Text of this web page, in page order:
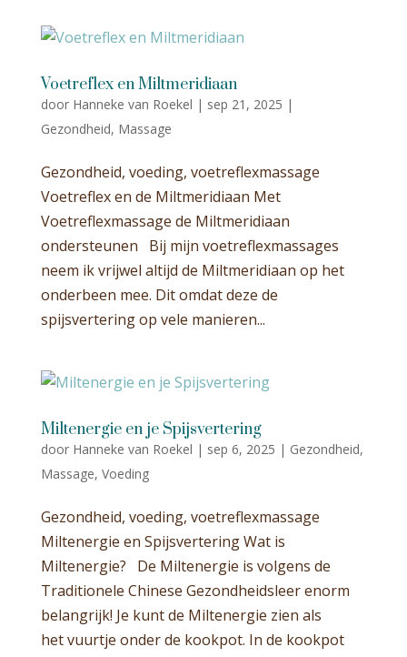
Voetreflex en Miltmeridiaan
door Hanneke van Roekel | sep 21, 2025 |
Gezondheid, Massage
Gezondheid, voeding, voetreflexmassage
Voetreflex en de Miltmeridiaan Met
Voetreflexmassage de Miltmeridiaan
ondersteunen Bij mijn voetreflexmassages
neem ik vrijwel altijd de Miltmeridiaan op het
onderbeen mee. Dit omdat deze de
spijsvertering op vele manieren...
Miltenergie en je Spijsvertering
door Hanneke van Roekel | sep 6, 2025 | Gezondheid,
Massage, Voeding
Gezondheid, voeding, voetreflexmassage
Miltenergie en Spijsvertering Wat is
Miltenergie? De Miltenergie is volgens de
Traditionele Chinese Gezondheidsleer enorm
belangrijk! Je kunt de Miltenergie zien als
het vuurtje onder de kookpot. In de kookpot